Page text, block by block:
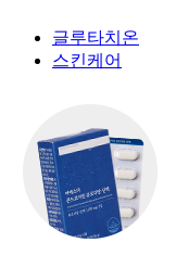
글루타치온
스킨케어